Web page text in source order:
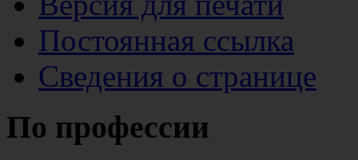
Постоянная ссылка
Сведения о странице
По профессии